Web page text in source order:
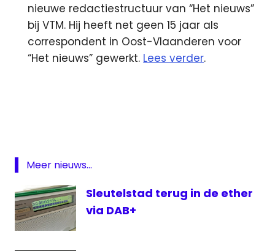
nieuwe redactiestructuur van “Het nieuws”
bij VTM. Hij heeft net geen 15 jaar als
correspondent in Oost-Vlaanderen voor
“Het nieuws” gewerkt. Lees verder.
M
Utrecht
radiozender
Meer nieuws...
Sleutelstad terug in de ether
via DAB+